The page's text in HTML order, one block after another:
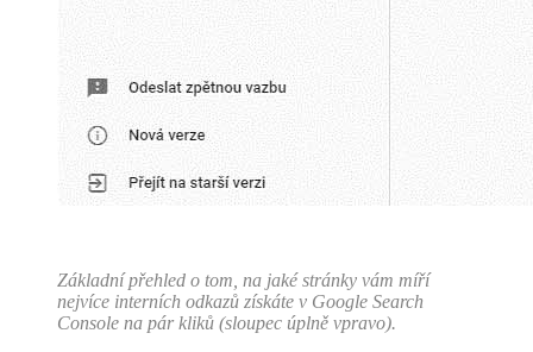
Základní přehled o tom, na jaké stránky vám míří
nejvíce interních odkazů získáte v Google Search
Console na pár kliků (sloupec úplně vpravo).